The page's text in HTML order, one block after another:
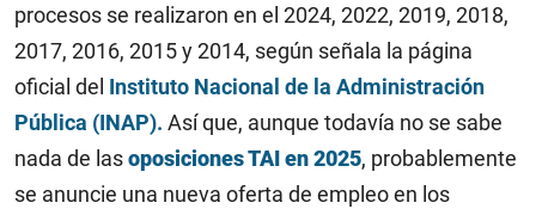
procesos se realizaron en el 2024, 2022, 2019, 2018,
2017, 2016, 2015 y 2014, según señala la página
oficial del Instituto Nacional de la Administración
Pública (INAP). Así que, aunque todavía no se sabe
nada de lasoposiciones TAI en 2025, probablemente
se anuncie una nueva oferta de empleo en los